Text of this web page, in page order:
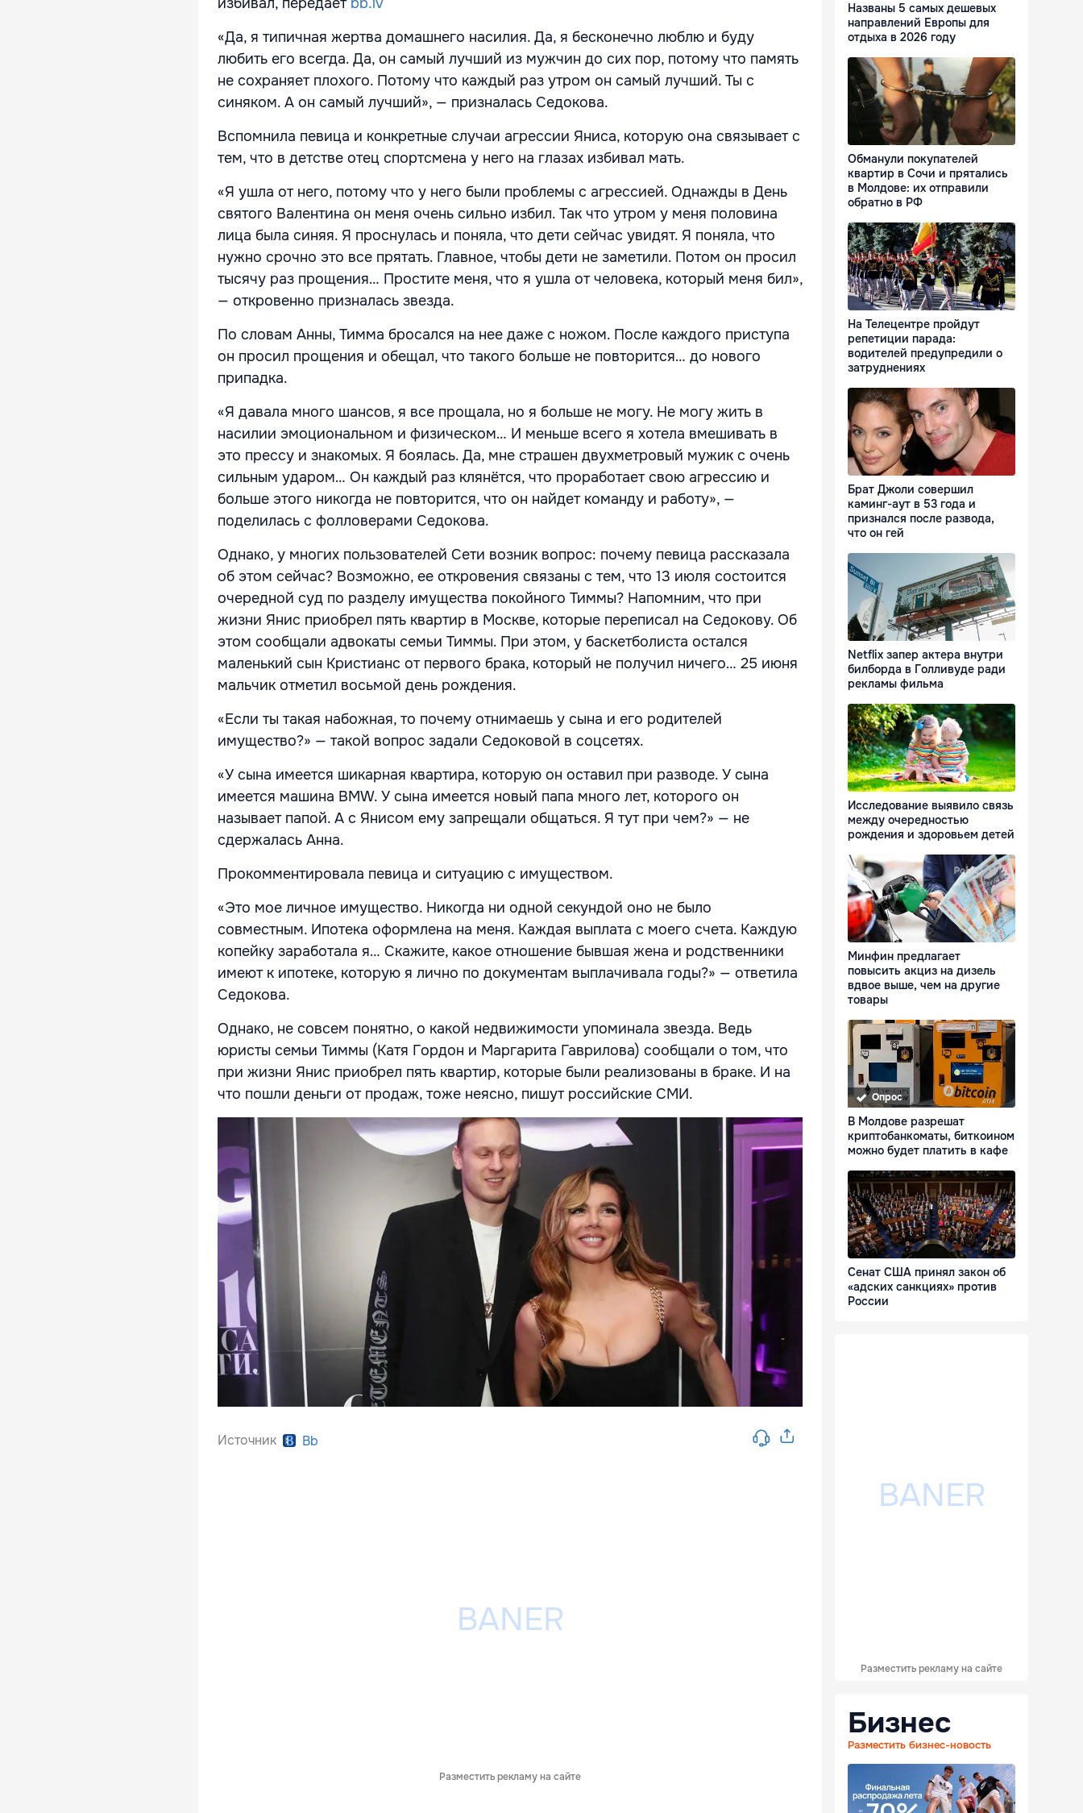
«Да, я типичная жертва домашнего насилия. Да, я бесконечно люблю и буду
любить его всегда. Да, он самый лучший из мужчин до сих пор, потому что память
не сохраняет плохого. Потому что каждый раз утром он самый лучший. Ты с
синяком. А он самый лучший», — призналась Седокова.
Вспомнила певица и конкретные случаи агрессии Яниса, которую она связывает с
тем, что в детстве отец спортсмена у него на глазах избивал мать.
«Я ушла от него, потому что у него были проблемы с агрессией. Однажды в День
святого Валентина он меня очень сильно избил. Так что утром у меня половина
лица была синяя. Я проснулась и поняла, что дети сейчас увидят. Я поняла, что
нужно срочно это все прятать. Главное, чтобы дети не заметили. Потом он просил
тысячу раз прощения… Простите меня, что я ушла от человека, который меня бил»,
— откровенно призналась звезда.
По словам Анны, Тимма бросался на нее даже с ножом. После каждого приступа
он просил прощения и обещал, что такого больше не повторится… до нового
припадка.
«Я давала много шансов, я все прощала, но я больше не могу. Не могу жить в
насилии эмоциональном и физическом… И меньше всего я хотела вмешивать в
это прессу и знакомых. Я боялась. Да, мне страшен двухметровый мужик с очень
сильным ударом… Он каждый раз клянётся, что проработает свою агрессию и
больше этого никогда не повторится, что он найдет команду и работу», —
поделилась с фолловерами Седокова.
Однако, у многих пользователей Сети возник вопрос: почему певица рассказала
об этом сейчас? Возможно, ее откровения связаны с тем, что 13 июля состоится
очередной суд по разделу имущества покойного Тиммы? Напомним, что при
жизни Янис приобрел пять квартир в Москве, которые переписал на Седокову. Об
этом сообщали адвокаты семьи Тиммы. При этом, у баскетболиста остался
маленький сын Кристианс от первого брака, который не получил ничего… 25 июня
мальчик отметил восьмой день рождения.
«Если ты такая набожная, то почему отнимаешь у сына и его родителей
имущество?» — такой вопрос задали Седоковой в соцсетях.
«У сына имеется шикарная квартира, которую он оставил при разводе. У сына
имеется машина BMW. У сына имеется новый папа много лет, которого он
называет папой. А с Янисом ему запрещали общаться. Я тут при чем?» — не
сдержалась Анна.
Прокомментировала певица и ситуацию с имуществом.
«Это мое личное имущество. Никогда ни одной секундой оно не было
совместным. Ипотека оформлена на меня. Каждая выплата с моего счета. Каждую
копейку заработала я… Скажите, какое отношение бывшая жена и родственники
имеют к ипотеке, которую я лично по документам выплачивала годы?» — ответила
Седокова.
Однако, не совсем понятно, о какой недвижимости упоминала звезда. Ведь
юристы семьи Тиммы (Катя Гордон и Маргарита Гаврилова) сообщали о том, что
при жизни Янис приобрел пять квартир, которые были реализованы в браке. И на
что пошли деньги от продаж, тоже неясно, пишут российские СМИ.
Источник Bb
Разместить рекламу на сайте
Названы 5 самых дешевых
направлений Европы для
отдыха в 2026 году
Обманули покупателей
квартир в Сочи и прятались
в Молдове: их отправили
обратно в РФ
На Телецентре пройдут
репетиции парада:
водителей предупредили о
затруднениях
Брат Джоли совершил
каминг-аут в 53 года и
признался после развода,
что он гей
Netflix запер актера внутри
билборда в Голливуде ради
рекламы фильма
Исследование выявило связь
между очередностью
рождения и здоровьем детей
Минфин предлагает
повысить акциз на дизель
вдвое выше, чем на другие
товары
Опрос
В Молдове разрешат
криптобанкоматы, биткоином
можно будет платить в кафе
Сенат США принял закон об
«адских санкциях» против
России
Разместить рекламу на сайте
Бизнес
Разместить бизнес-новость